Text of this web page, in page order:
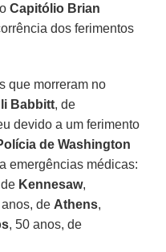
Capitólio Brian
dos ferimentos
que morreram no
Babbitt, de
devido a um ferimento
de Washington
emergências médicas:
Kennesaw,
anos, de Athens,
, 50 anos, de